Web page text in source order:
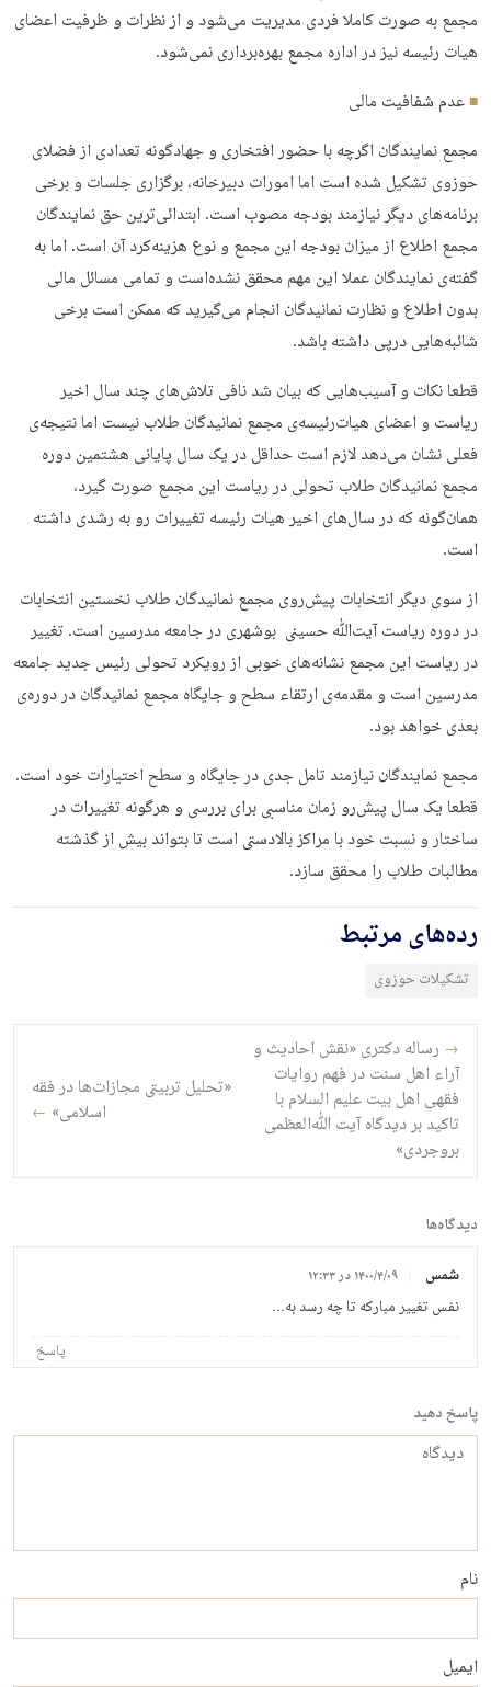
مجمع به صورت کاملا فردی مدیریت می‌شود و از نظرات و ظرفیت اعضای
هیات رئیسه نیز در اداره مجمع بهره‌برداری نمی‌شود.
عدم شفافیت مالی
مجمع نمایندگان اگرچه با حضور افتخاری و جهادگونه تعدادی از فضلای
حوزوی تشکیل شده است اما امورات دبیرخانه، برگزاری جلسات و برخی
برنامه‌های دیگر نیازمند بودجه مصوب است. ابتدائی‌ترین حق نمایندگان
مجمع اطلاع از میزان بودجه این مجمع و نوع هزینه‌کرد آن است. اما به
گفته‌ی نمایندگان عملا این مهم محقق نشده‌است و تمامی مسائل مالی
بدون اطلاع و نظارت نمانیدگان انجام می‌گیرید که ممکن است برخی
شائبه‌هایی درپی داشته باشد.
قطعا نکات و آسیب‌هایی که بیان شد نافی تلاش‌های چند سال اخیر
ریاست و اعضای هیات‌رئیسه‌ی مجمع نمانیدگان طلاب نیست اما نتیجه‌ی
فعلی نشان می‌دهد لازم است حداقل در یک‌ سال پایانی هشتمین دوره
مجمع نمانیدگان طلاب تحولی در ریاست این مجمع صورت گیرد،
همان‌گونه که در سال‌های اخیر هیات رئیسه تغییرات رو به رشدی داشته
است.
از سوی دیگر انتخابات پیش‌روی مجمع نمانیدگان طلاب نخستین انتخابات
در دوره ریاست آیت‌ﷲ حسینی بوشهری در جامعه مدرسین است. تغییر
در ریاست این مجمع نشانه‌های خوبی از رویکرد تحولی رئیس جدید جامعه
مدرسین است و مقدمه‌ی ارتقاء سطح و جایگاه مجمع نمانیدگان در دوره‌ی
بعدی خواهد بود.
مجمع نمایندگان نیازمند تامل جدی در جایگاه و سطح اختیارات خود است.
قطعا یک سال پیش‌رو زمان مناسبی برای بررسی و هرگونه تغییرات در
ساختار و نسبت خود با مراکز بالادستی است تا بتواند بیش از گذشته
مطالبات طلاب را محقق سازد.
رده‌های مرتبط
تشکیلات حوزوی
راه‌بری نوشته
→ رساله دکتری «نقش احادیث و
آراء اهل سنت در فهم روایات
فقهی اهل بیت علیم السلام با
تاکید بر دیدگاه آیت الله‌العظمی
بروجردی»
«تحلیل تربیتی مجازات‌ها در فقه
اسلامی» ←
دیدگاه‌ها
شمس ۱۴۰۰/۴/۰۹ در ۱۲:۳۳
نفس تغییر مبارکه تا چه رسد به…
پاسخ
پاسخ دهید
دیدگاه
نام
ایمیل